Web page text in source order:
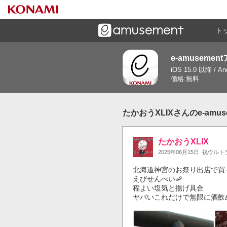
ゲームと連携したコミュニケーションアプリで
ト
e-amusement
iOS 15.0 以降 /
価格:無料
たかおうXLIXさんのe-
たかおうXLIX
2025年06月15日 祝ウルト
北海道神宮のお祭り出店で買
えびせんべい🦐
程よい塩気と揚げ具合
ヤバいこれだけで無限に酒